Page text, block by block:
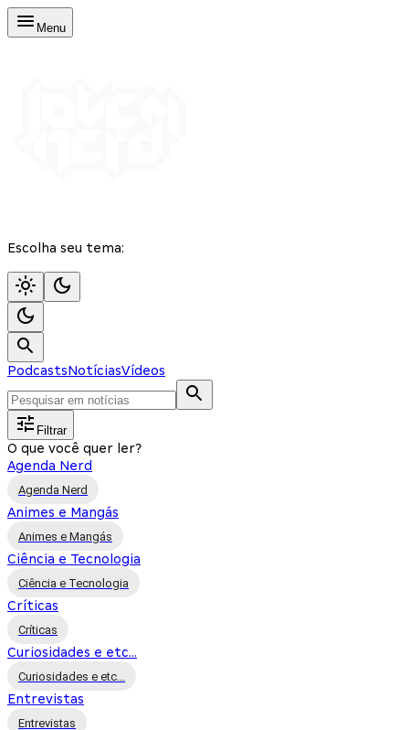
Menu
Escolha seu tema:
PodcastsNotíciasVídeos
Filtrar
O que você quer ler?
Agenda Nerd
Agenda Nerd
Animes e Mangás
Animes e Mangás
Ciência e Tecnologia
Ciência e Tecnologia
Críticas
Críticas
Curiosidades e etc...
Curiosidades e etc...
Entrevistas
Entrevistas